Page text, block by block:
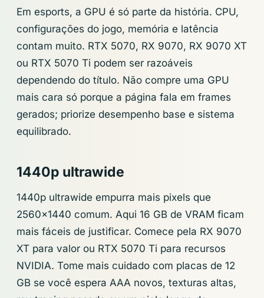
Em esports, a GPU é só parte da história. CPU,
configurações do jogo, memória e latência
contam muito. RTX 5070, RX 9070, RX 9070 XT
ou RTX 5070 Ti podem ser razoáveis
dependendo do título. Não compre uma GPU
mais cara só porque a página fala em frames
gerados; priorize desempenho base e sistema
equilibrado.
1440p ultrawide
1440p ultrawide empurra mais pixels que
2560x1440 comum. Aqui 16 GB de VRAM ficam
mais fáceis de justificar. Comece pela RX 9070
XT para valor ou RTX 5070 Ti para recursos
NVIDIA. Tome mais cuidado com placas de 12
GB se você espera AAA novos, texturas altas,